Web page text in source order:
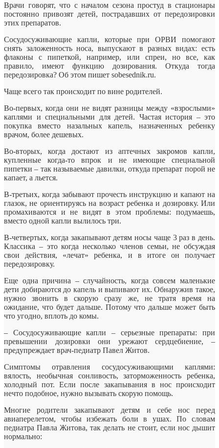
Врачи говорят, что с началом сезона простуд в стационары
постоянно привозят детей, пострадавших от передозировки
этих препаратов.
Сосудосуживающие капли, которые при ОРВИ помогают
снять заложенность носа, выпускают в разных видах: есть
флаконы с пипеткой, например, или спреи, но все, как
правило, имеют функцию дозирования. Откуда тогда
передозировка? Об этом пишет sobesednik.ru.
Чаще всего так происходит по вине родителей.
Во-первых, когда они не видят разницы между «взрослыми»
каплями и специальными для детей. Частая история – это
покупка вместо назальных капель, назначенных ребенку
врачом, более дешевых.
Во-вторых, когда достают из аптечных закромов капли,
купленные когда-то впрок и не имеющие специальной
пипетки – так называемые давилки, откуда препарат порой не
капает, а льется.
В-третьих, когда забывают прочесть инструкцию и капают на
глазок, не ориентируясь на возраст ребенка и дозировку. Или
промахиваются и не видят в этом проблемы: подумаешь,
вместо одной капли вылилось три.
В-четвертых, когда закапывают детям носы чаще 3 раз в день.
Классика – это когда несколько членов семьи, не обсуждая
свои действия, «лечат» ребенка, и в итоге он получает
передозировку.
Еще одна причина – случайность, когда совсем маленькие
дети добираются до капель и выпивают их. Обнаружив такое,
нужно звонить в скорую сразу же, не тратя время на
ожидание, что будет дальше. Потому что дальше может быть
что угодно, вплоть до комы.
– Сосудосуживающие капли – серьезные препараты: при
превышении дозировки они урежают сердцебиение, –
предупреждает врач-педиатр Павел Житов.
Симптомы отравления сосудосуживающими каплями:
вялость, необычная сонливость, заторможенность ребенка,
холодный пот. Если после закапывания в нос происходит
нечто подобное, нужно вызывать скорую помощь.
Многие родители закапывают детям и себе нос перед
авиаперелетом, чтобы избежать боли в ушах. По словам
педиатра Павла Житова, так делать не стоит, если нос дышит
нормально: